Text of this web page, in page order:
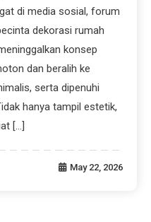
di media sosial, forum
dekorasi rumah
konsep
dan beralih ke
serta dipenuhi
hanya tampil estetik,
[…]
May 22, 2026